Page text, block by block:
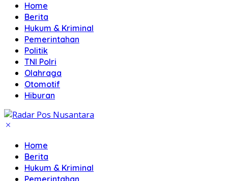
Home
Berita
Hukum & Kriminal
Pemerintahan
Politik
TNI Polri
Olahraga
Otomotif
Hiburan
Home
Berita
Hukum & Kriminal
Pemerintahan